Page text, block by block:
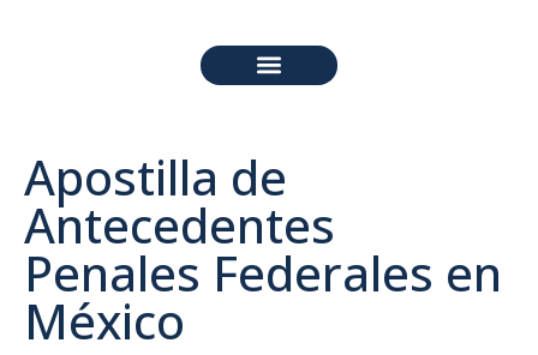
Apostilla de
Antecedentes
Penales Federales en
México